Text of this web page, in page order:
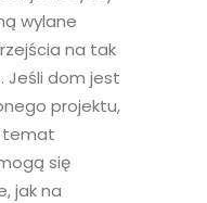
wylane
na tak
Jeśli dom jest
projektu,
temat
się
jak na